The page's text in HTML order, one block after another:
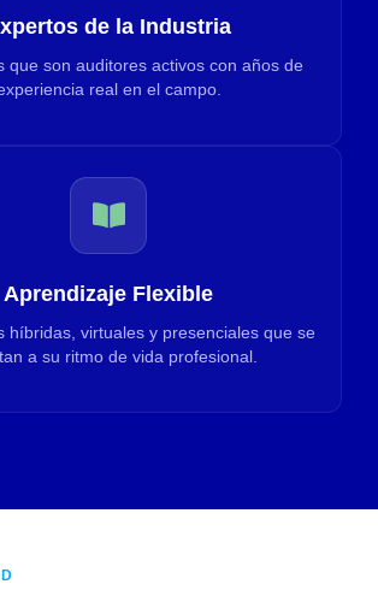
de la Industria
que son auditores activos con años de
real en el campo.
Aprendizaje Flexible
híbridas, virtuales y presenciales que se
a su ritmo de vida profesional.